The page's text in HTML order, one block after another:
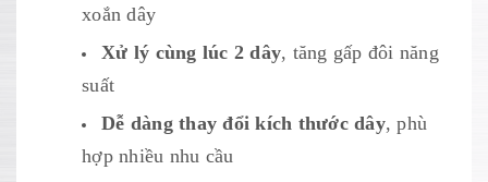
xoắn dây
Xử lý cùng lúc 2 dây, tăng gấp đôi năng
suất
Dễ dàng thay đổi kích thước dây, phù
hợp nhiều nhu cầu